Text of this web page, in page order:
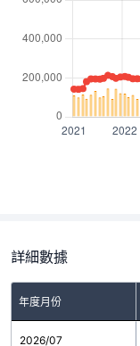
詳細數據
年度月份
2026/07